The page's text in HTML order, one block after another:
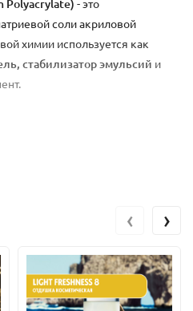
Polyacrylate) - это
соли акриловой
химии используется как
стабилизатор эмульсий и
от формы)
‹ ›